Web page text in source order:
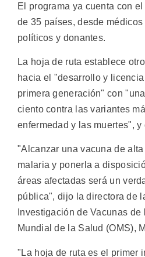
El programa ya cuenta con
de 35 países, desde
políticos y donantes.
La hoja de ruta establece
hacia el "desarrollo y
primera generación" con
ciento contra las variantes
enfermedad y las muertes", y
"Alcanzar una vacuna de
malaria y ponerla a
áreas afectadas será un
pública", dijo la directora de
Investigación de Vacunas
Mundial de la Salud (OMS),
"La hoja de ruta es el primer